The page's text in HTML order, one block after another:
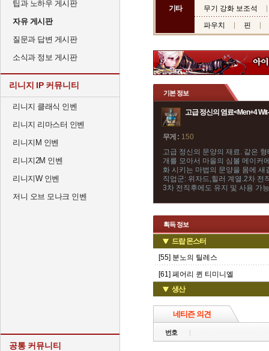
팁과 노하우 게시판
자유 게시판
질문과 답변 게시판
소식과 정보 게시판
리니지 IP 커뮤니티
리니지 클래식 인벤
리니지 리마스터 인벤
리니지M 인벤
리니지2M 인벤
리니지W 인벤
저니 오브 모나크 인벤
공통 커뮤니티
기타
무기 강화 보조석
파우치
핀
기본 정보
고급 정신의 염료<Men+4
무게 : 150
고급 정신의 문양의 재료. 같은
개를 모아서 마을의 심볼 메이커
화 시키는 마법의 문양을 몸에 새
직업군: 위자드,힐러 계열.2차 전
3차 전직후에도 유지 및 사용 가
획득 정보
드랍 몬스터
[55] 분노의 틸레스
[61] 페어리 퀸 티미니엘
생산
네티즌 의견
번호